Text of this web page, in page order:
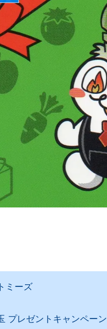
ミーズ
プレゼントキャンペーン